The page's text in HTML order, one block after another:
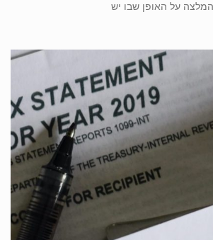
המלצה על האופן שבו יש